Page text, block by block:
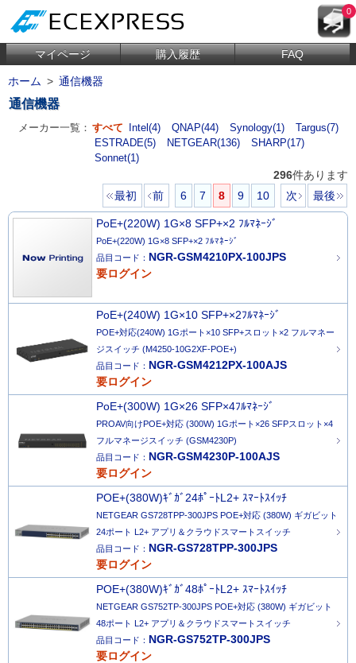
0
マイページ 購入履歴 FAQ
ホーム > 通信機器
通信機器
メーカー一覧： すべて Intel(4) QNAP(44) Synology(1)
Targus(7)
ESTRADE(5)
NETGEAR(136)
SHARP(17)
Sonnet(1)
296件あります
最初
前 6 7 8 9 10 次 最後
PoE+(220W) 1G×8 SFP+×2 ﾌﾙﾏﾈｰｼﾞ
PoE+(220W) 1G×8 SFP+×2 ﾌﾙﾏﾈｰｼﾞ
品目コード： NGR-GSM4210PX-100JPS
要ログイン
PoE+(240W) 1G×10 SFP+×2ﾌﾙﾏﾈｰｼﾞ
POE+対応(240W) 1Gポート×10 SFP+スロット×2 フルマネー
ジスイッチ (M4250-10G2XF-POE+)
品目コード： NGR-GSM4212PX-100AJS
要ログイン
PoE+(300W) 1G×26 SFP×4ﾌﾙﾏﾈｰｼﾞ
PROAV向けPOE+対応 (300W) 1Gポート×26 SFPスロット×4
フルマネージスイッチ (GSM4230P)
品目コード： NGR-GSM4230P-100AJS
要ログイン
POE+(380W)ｷﾞｶﾞ24ﾎﾟｰﾄL2+ ｽﾏｰﾄｽｲｯﾁ
NETGEAR GS728TPP-300JPS POE+対応 (380W) ギガビット
24ポート L2+ アプリ＆クラウドスマートスイッチ
品目コード： NGR-GS728TPP-300JPS
要ログイン
POE+(380W)ｷﾞｶﾞ48ﾎﾟｰﾄL2+ ｽﾏｰﾄｽｲｯﾁ
NETGEAR GS752TP-300JPS POE+対応 (380W) ギガビット
48ポート L2+ アプリ＆クラウドスマートスイッチ
品目コード： NGR-GS752TP-300JPS
要ログイン